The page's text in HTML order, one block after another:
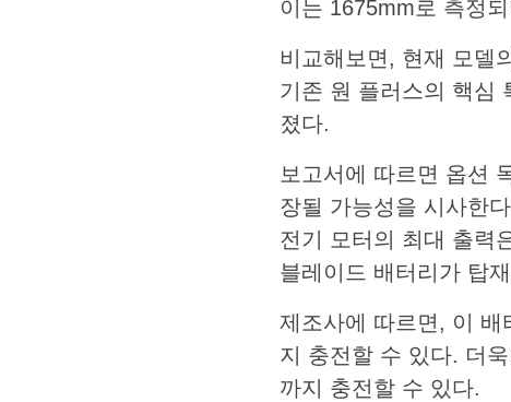
이는 1675mm로 측정
비교해보면, 현재 모델
기존 원 플러스의 핵심
졌다.
보고서에 따르면 옵션
장될 가능성을 시사한
전기 모터의 최대 출력
블레이드 배터리가 탑
제조사에 따르면, 이
지 충전할 수 있다. 더
까지 충전할 수 있다.